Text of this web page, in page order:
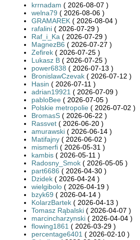
krrnadam ( 2026-08-07 )
welna79 ( 2026-08-06 )
GRAMAREK ( 2026-08-04 )
rafalini ( 2026-07-29 )
Raf_i_Ka ( 2026-07-29 )
MagnezB6 ( 2026-07-27 )
Zefirek ( 2026-07-25 )
Lukasz B ( 2026-07-25 )
power6838 ( 2026-07-13 )
BronislawCzevak ( 2026-07-12 )
Hasin ( 2026-07-11 )
adrian19921 ( 2026-07-09 )
pabloBee ( 2026-07-05 )
Polskie metropolie ( 2026-07-02 )
BromasS ( 2026-06-22 )
Rassvet ( 2026-06-20 )
amurawski ( 2026-06-14 )
Matifajny ( 2026-06-02 )
mismerfi ( 2026-05-31 )
kambis ( 2026-05-11 )
Radosny_Smok ( 2026-05-05 )
part6686 ( 2026-04-30 )
Dzidek ( 2026-04-24 )
wielgibolo ( 2026-04-19 )
bzyk69 ( 2026-04-14 )
KolarzBartek ( 2026-04-13 )
Tomasz Rąbalski ( 2026-04-07 )
marcincharzynski ( 2026-04-04 )
flowing1861 ( 2026-03-29 )
percentage6401 ( 2026-02-10 )